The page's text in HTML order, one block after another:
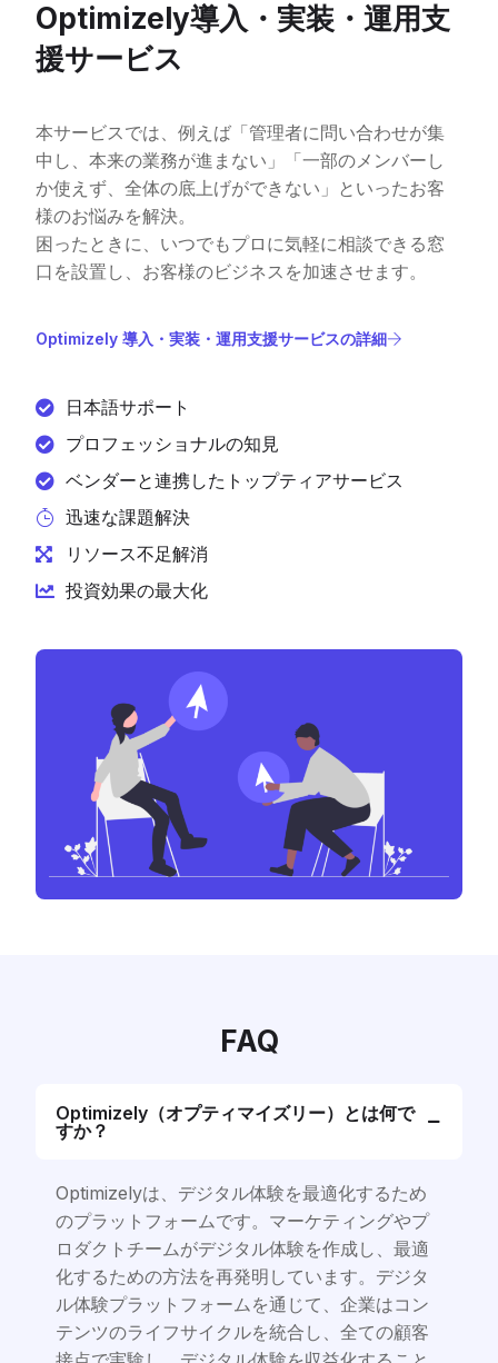
Optimizely導入・実装・運用支
援サービス
本サービスでは、例えば「管理者に問い合わせが集
中し、本来の業務が進まない」「一部のメンバーし
か使えず、全体の底上げができない」といったお客
様のお悩みを解決。
困ったときに、いつでもプロに気軽に相談できる窓
口を設置し、お客様のビジネスを加速させます。
Optimizely 導入・実装・運用支援サービスの詳細
日本語サポート
プロフェッショナルの知見
ベンダーと連携したトップティアサービス
迅速な課題解決
リソース不足解消
投資効果の最大化
FAQ
Optimizely（オプティマイズリー）とは何で
すか？
Optimizelyは、デジタル体験を最適化するため
のプラットフォームです。マーケティングやプ
ロダクトチームがデジタル体験を作成し、最適
化するための方法を再発明しています。デジタ
ル体験プラットフォームを通じて、企業はコン
テンツのライフサイクルを統合し、全ての顧客